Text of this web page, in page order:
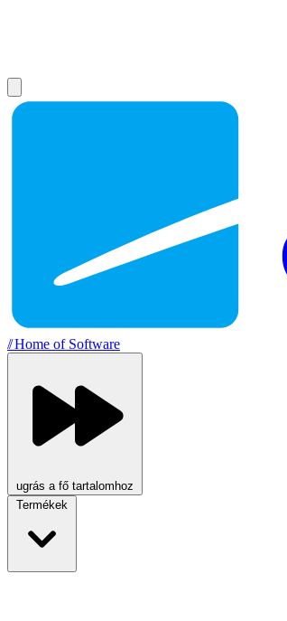
//Home of Software
ugrás a fő tartalomhoz
Termékek